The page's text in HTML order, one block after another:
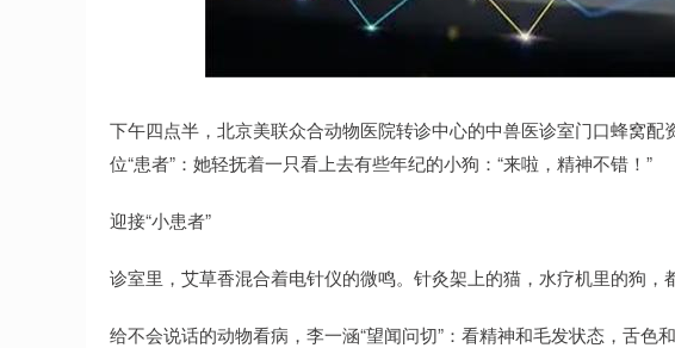
下午四点半，北京美联众合动物医院转诊中心的中兽医诊室门口蜂窝
位“患者”：她轻抚着一只看上去有些年纪的小狗：“来啦，精神不错！”
迎接“小患者”
诊室里，艾草香混合着电针仪的微鸣。针灸架上的猫，水疗机里的狗，
给不会说话的动物看病，李一涵“望闻问切”：看精神和毛发状态，舌色